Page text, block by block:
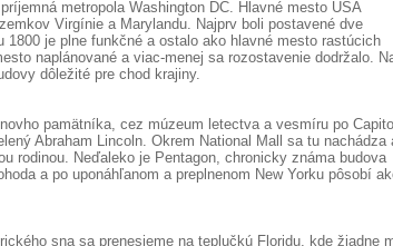
metropola Washington DC. Hlavné mesto USA
Virgínie a Marylandu. Najprv boli postavené dve
je plne funkčné a ostalo ako hlavné mesto rastúcich
naplánované a viac-menej sa rozostavenie dodržalo.
dôležité pre chod krajiny.
pamätníka, cez múzeum letectva a vesmíru po
Abraham Lincoln. Okrem National Mall sa tu nachádza
rodinou. Neďaleko je Pentagon, chronicky známa budova
a po uponáhľanom a preplnenom New Yorku pôsobí
sna sa prenesieme na teplučkú Floridu, kde žiadne